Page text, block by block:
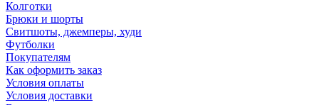
Колготки
Брюки и шорты
Свитшоты, джемперы, худи
Футболки
Покупателям
Как оформить заказ
Условия оплаты
Условия доставки